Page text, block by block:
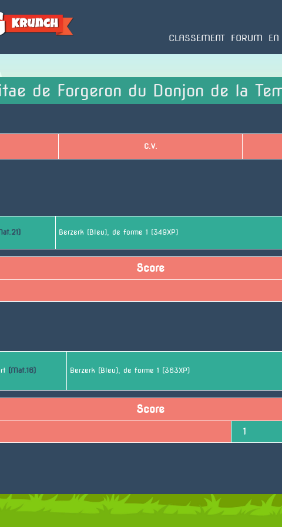
CLASSEMENT FORUM EN
de Forgeron du Donjon de la
C.V.
Berzerk (Bleu), de forme 1 (349XP)
Score
(Mat.16) Berzerk (Bleu), de forme 1 (363XP)
Score
1